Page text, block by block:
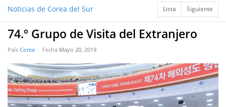
Noticias de Corea del Sur Lista Siguiente
74.º Grupo de Visita del Extranjero
País Corea Fecha Mayo 20, 2019